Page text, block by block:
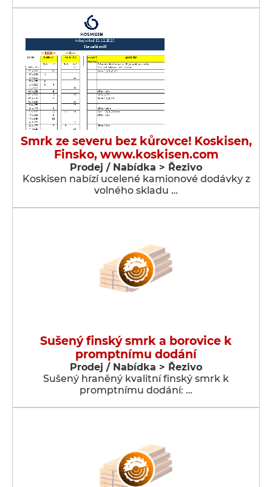
Smrk ze severu bez kůrovce! Koskisen,
Finsko, www.koskisen.com
Prodej / Nabídka > Řezivo
Koskisen nabízí ucelené kamionové dodávky z
volného skladu …
Sušený finský smrk a borovice k
promptnímu dodání
Prodej / Nabídka > Řezivo
Sušený hraněný kvalitní finský smrk k
promptnímu dodání: …